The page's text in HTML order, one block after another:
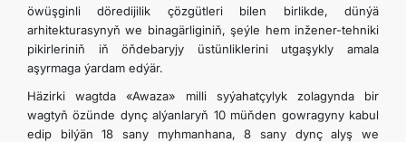
öwüşginli döredijilik çözgütleri bilen birlikde, dünýä
arhitekturasynyň we binagärliginiň, şeýle hem inžener-tehniki
pikirleriniň iň öňdebaryjy üstünliklerini utgaşykly amala
aşyrmaga ýardam edýär.
Häzirki wagtda «Awaza» milli syýahatçylyk zolagynda bir
wagtyň özünde dynç alýanlaryň 10 müňden gowragyny kabul
edip bilýän 18 sany myhmanhana, 8 sany dynç alyş we